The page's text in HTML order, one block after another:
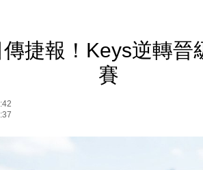
捷報！Keys逆轉
賽